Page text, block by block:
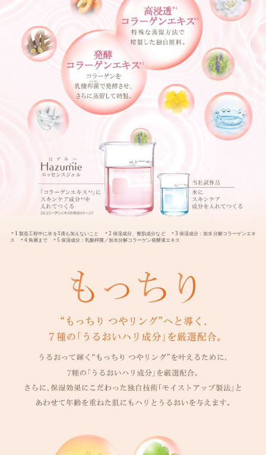
＊1 製造工程中に水を1滴も加えないこと ＊2 保湿成分、整肌成分など ＊3 保湿成分：加水分解コラーゲンエキ
ス ＊4 角層まで ＊5 保湿成分：乳酸桿菌／加水分解コラーゲン発酵液エキス